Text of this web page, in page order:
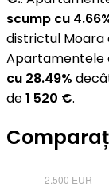
scump cu
districtul Moara
Apartamentele
cu 28.49%
de1 520 €.